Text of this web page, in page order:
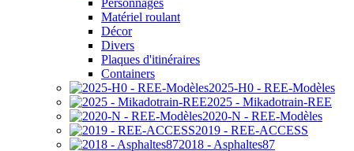
Personnages
Matériel roulant
Décor
Divers
Plaques d'itinéraires
Containers
2025-H0 - REE-Modèles
2025 - Mikadotrain-REE
2020-N - REE-Modèles
2019 - REE-ACCESS
2018 - Asphaltes87